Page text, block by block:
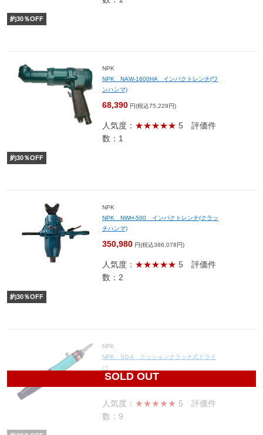
約30％OFF
NPK
NPK NAW-1600HA インパクトレンチ(ワ
ンハンマ)
68,390 円(税込75,229円)
人気度： ★★★★★ 5 評価件
数：1
約30％OFF
NPK
NPK NWH-500 インパクトレンチ(クラッ
チハンマ)
350,980 円(税込386,078円)
人気度： ★★★★★ 5 評価件
数：2
約30％OFF
SOLD OUT
NPK
NPK SD-4 クッションクラッチ式ドライ
バ
30,450
人気度： ★★★★★ 5 評価件
数：9